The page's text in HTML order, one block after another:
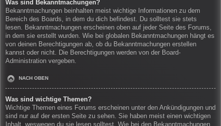
Was sind Bekanntmachungen?
Bekanntmachungen beinhalten meist wichtige Informationen zu dem
Bereich des Boards, in dem du dich befindest. Du solltest sie stets
lesen. Bekanntmachungen erscheinen oben auf jeder Seite des Forums,
in dem sie erstellt wurden. Wie bei globalen Bekanntmachungen hängt es
von deinen Berechtigungen ab, ob du Bekanntmachungen erstellen
kannst oder nicht. Die Berechtigungen werden von der Board-
Administration vergeben.
NACH OBEN
Was sind wichtige Themen?
Wichtige Themen eines Forums erscheinen unter den Ankündigungen und
sind nur auf der ersten Seite zu sehen. Sie haben meist einen wichtigen
Inhalt, weswegen du sie lesen solltest. Wie bei den Bekanntmachungen